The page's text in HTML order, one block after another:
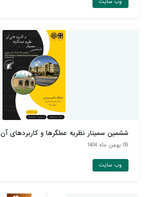
ششمین سمینار نظریه عملگرها و کاربردهای آن
09 بهمن ماه 1404
وب سایت